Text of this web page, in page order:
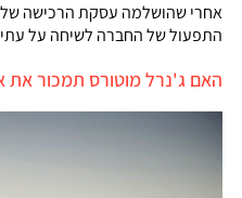
התפעול של החברה לשיחה על
האם ג'נרל מוטורס תמכור את